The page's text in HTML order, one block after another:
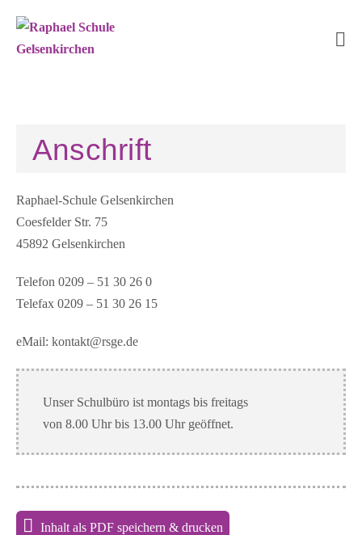
Inhalt
springen
Anschrift
Raphael-Schule Gelsenkirchen
Coesfelder Str. 75
45892 Gelsenkirchen
Telefon 0209 – 51 30 26 0
Telefax 0209 – 51 30 26 15
eMail: kontakt@rsge.de
Unser Schulbüro ist montags bis freitags
von 8.00 Uhr bis 13.00 Uhr geöffnet.
Inhalt als PDF speichern & drucken